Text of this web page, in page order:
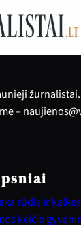
–
rūdis ir
keičia